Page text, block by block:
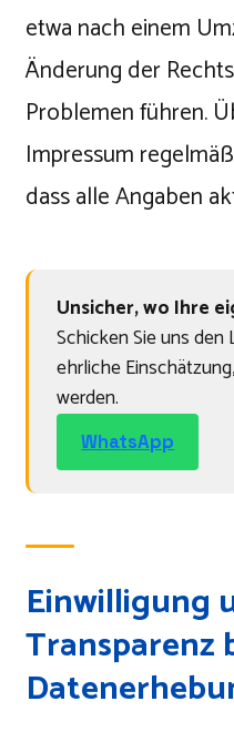
etwa nach einem
Änderung der
Problemen führen.
Impressum
dass alle Angaben
Unsicher, wo Ihre
Schicken Sie uns
ehrliche
werden.
WhatsApp
Einwilligung
Transparenz